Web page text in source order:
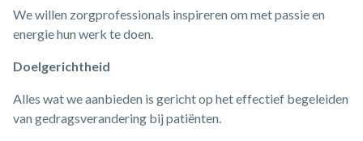
We willen zorgprofessionals inspireren om met passie en
energie hun werk te doen.
Doelgerichtheid
Alles wat we aanbieden is gericht op het effectief begeleiden
van gedragsverandering bij patiënten.